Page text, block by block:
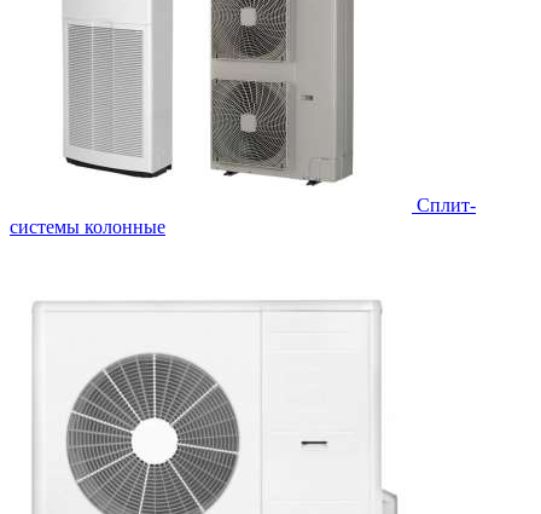
Cплит-
системы колонные